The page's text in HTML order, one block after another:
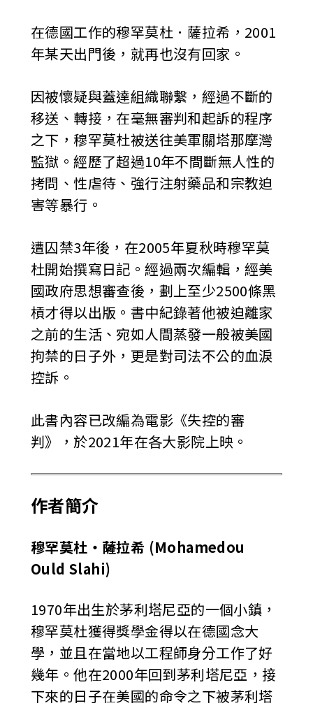
在德國工作的穆罕莫杜．薩拉希，2001
年某天出門後，就再也沒有回家。
因被懷疑與蓋達組織聯繫，經過不斷的
移送、轉接，在毫無審判和起訴的程序
之下，穆罕莫杜被送往美軍關塔那摩灣
監獄。經歷了超過10年不間斷無人性的
拷問、性虐待、強行注射藥品和宗教迫
害等暴行。
遭囚禁3年後，在2005年夏秋時穆罕莫
杜開始撰寫日記。經過兩次編輯，經美
國政府思想審查後，劃上至少2500條黑
槓才得以出版。書中紀錄著他被迫離家
之前的生活、宛如人間蒸發一般被美國
拘禁的日子外，更是對司法不公的血淚
控訴。
此書內容已改編為電影《失控的審
判》，於2021年在各大影院上映。
作者簡介
穆罕莫杜‧薩拉希 (Mohamedou
Ould Slahi)
1970年出生於茅利塔尼亞的一個小鎮，
穆罕莫杜獲得獎學金得以在德國念大
學，並且在當地以工程師身分工作了好
幾年。他在2000年回到茅利塔尼亞，接
下來的日子在美國的命令之下被茅利塔